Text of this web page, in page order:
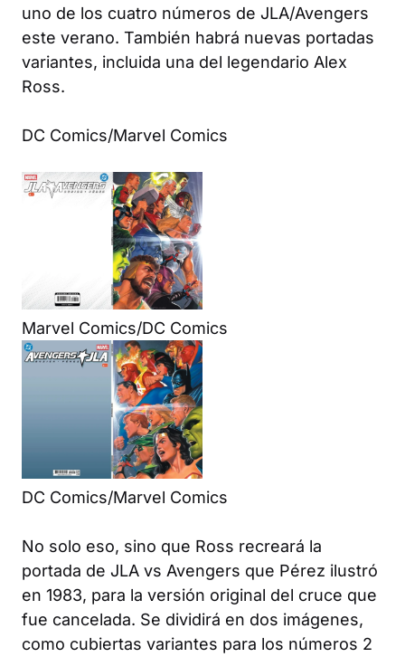
uno de los cuatro números de JLA/Avengers
este verano. También habrá nuevas portadas
variantes, incluida una del legendario Alex
Ross.
DC Comics/Marvel Comics
Marvel Comics/DC Comics
DC Comics/Marvel Comics
No solo eso, sino que Ross recreará la
portada de JLA vs Avengers que Pérez ilustró
en 1983, para la versión original del cruce que
fue cancelada. Se dividirá en dos imágenes,
como cubiertas variantes para los números 2